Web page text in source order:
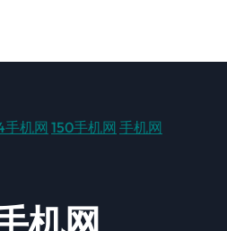
手机网 150手机网 手机网
机网